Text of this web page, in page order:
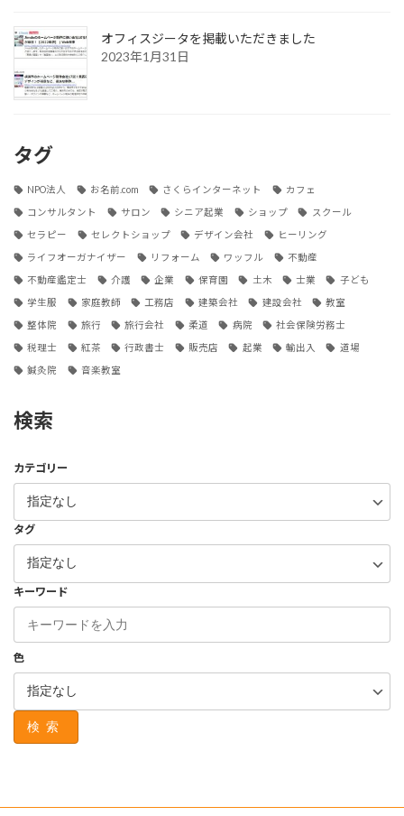
オフィスジータを掲載いただきました
2023年1月31日
タグ
NPO法人 お名前.com さくらインターネット カフェ
コンサルタント サロン シニア起業 ショップ スクール
セラピー セレクトショップ デザイン会社 ヒーリング
ライフオーガナイザー リフォーム ワッフル 不動産
不動産鑑定士 介護 企業 保育園 土木 士業 子ども
学生服 家庭教師 工務店 建築会社 建設会社 教室
整体院 旅行 旅行会社 柔道 病院 社会保険労務士
税理士 紅茶 行政書士 販売店 起業 輸出入 道場
鍼灸院 音楽教室
検索
カテゴリー
タグ
キーワード
色
検索